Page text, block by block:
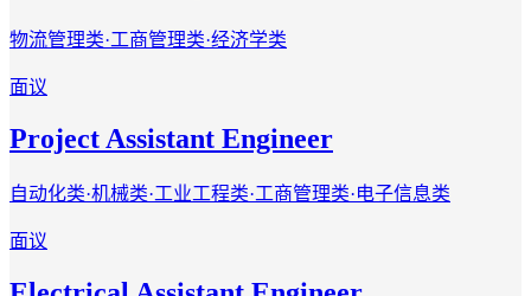
物流管理类·工商管理类·经济学类
面议
Project Assistant Engineer
自动化类·机械类·工业工程类·工商管理类·电子信息类
面议